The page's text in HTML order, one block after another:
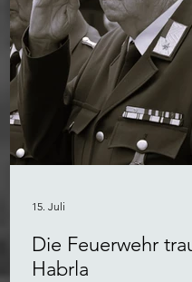
Die Feuerwehr
Habrla
15. Juli